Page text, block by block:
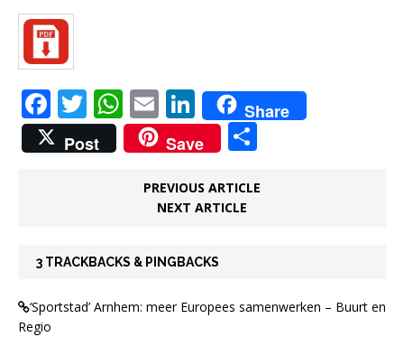
F
a
c
o
o
k
T
w
it
W
h
at
p
p
E
m
ai
l
Li
n
k
e
dI
n
Share
Post
Save
e
PREVIOUS ARTICLE
NEXT ARTICLE
3 TRACKBACKS & PINGBACKS
‘Sportstad’ Arnhem: meer Europees samenwerken – Buurt en
Regio